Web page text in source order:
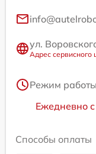
ул.
Адрес сервисного
Режим
Ежедневно
Способы оплаты